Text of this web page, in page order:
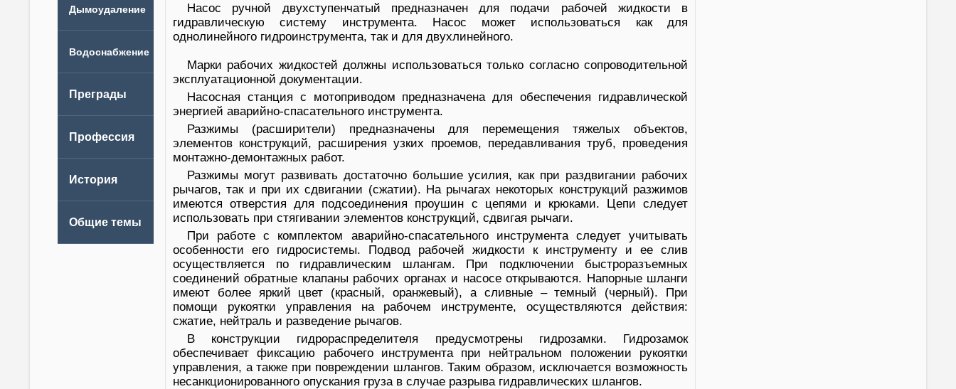
Насос ручной двухступенчатый предназначен для подачи рабочей жидкости в
гидравлическую систему инструмента. Насос может использоваться как для
однолинейного гидроинструмента, так и для двухлинейного.
Марки рабочих жидкостей должны использоваться только согласно сопроводительной
эксплуатационной документации.
Насосная станция с мотоприводом предназначена для обеспечения гидравлической
энергией аварийно-спасательного инструмента.
Разжимы (расширители) предназначены для перемещения тяжелых объектов,
элементов конструкций, расширения узких проемов, передавливания труб, проведения
монтажно-демонтажных работ.
Разжимы могут развивать достаточно большие усилия, как при раздвигании рабочих
рычагов, так и при их сдвигании (сжатии). На рычагах некоторых конструкций разжимов
имеются отверстия для подсоединения проушин с цепями и крюками. Цепи следует
использовать при стягивании элементов конструкций, сдвигая рычаги.
При работе с комплектом аварийно-спасательного инструмента следует учитывать
особенности его гидросистемы. Подвод рабочей жидкости к инструменту и ее слив
осуществляется по гидравлическим шлангам. При подключении быстроразъемных
соединений обратные клапаны рабочих органах и насосе открываются. Напорные шланги
имеют более яркий цвет (красный, оранжевый), а сливные – темный (черный). При
помощи рукоятки управления на рабочем инструменте, осуществляются действия:
сжатие, нейтраль и разведение рычагов.
В конструкции гидрораспределителя предусмотрены гидрозамки. Гидрозамок
обеспечивает фиксацию рабочего инструмента при нейтральном положении рукоятки
управления, а также при повреждении шлангов. Таким образом, исключается возможность
несанкционированного опускания груза в случае разрыва гидравлических шлангов.